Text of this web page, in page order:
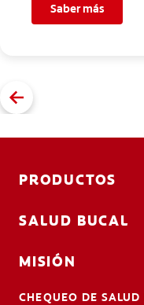
Saber más
PRODUCTOS
SALUD BUCAL
MISIÓN
CHEQUEO DE SALUD